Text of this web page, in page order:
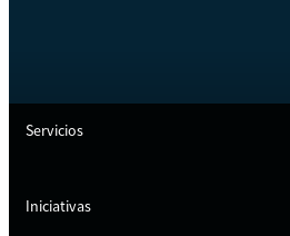
Servicios
Iniciativas